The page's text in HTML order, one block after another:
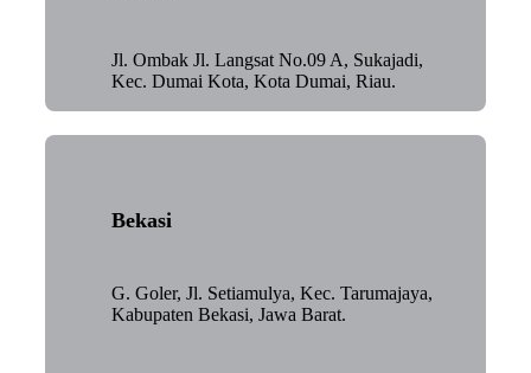
Jl. Ombak Jl. Langsat No.09 A, Sukajadi,
Kec. Dumai Kota, Kota Dumai, Riau.
Bekasi
G. Goler, Jl. Setiamulya, Kec. Tarumajaya,
Kabupaten Bekasi, Jawa Barat.